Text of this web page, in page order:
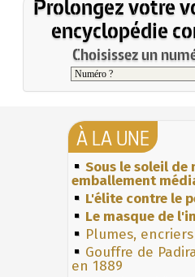
Prolongez votre
encyclopédie
Choisissez un
À LA UNE
Sous le soleil de
emballement
L'élite contre le
Le masque de
Plumes,
Gouffre de
en 1889